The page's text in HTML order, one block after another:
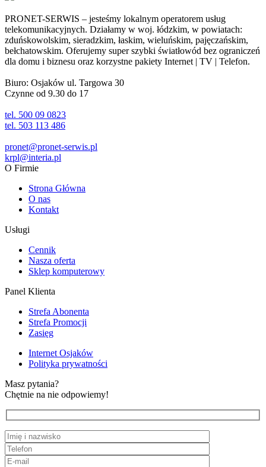
PRONET-SERWIS – jesteśmy lokalnym operatorem usług
telekomunikacyjnych. Działamy w woj. łódzkim, w powiatach:
zduńskowolskim, sieradzkim, łaskim, wieluńskim, pajęczańskim,
bełchatowskim. Oferujemy super szybki światłowód bez ograniczeń
dla domu i biznesu oraz korzystne pakiety Internet | TV | Telefon.
Biuro: Osjaków ul. Targowa 30
Czynne od 9.30 do 17
tel. 500 09 0823
tel. 503 113 486
pronet@pronet-serwis.pl
krpl@interia.pl
O Firmie
Strona Główna
O nas
Kontakt
Usługi
Cennik
Nasza oferta
Sklep komputerowy
Panel Klienta
Strefa Abonenta
Strefa Promocji
Zasięg
Internet Osjaków
Polityka prywatności
Masz pytania?
Chętnie na nie odpowiemy!